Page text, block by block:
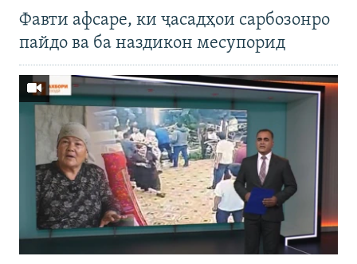
Фавти афсаре, ки ҷасадҳои сарбозонро
пайдо ва ба наздикон месупорид